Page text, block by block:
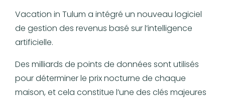
Vacation in Tulum a intégré un nouveau logiciel
de gestion des revenus basé sur l’intelligence
artificielle.
Des milliards de points de données sont utilisés
pour déterminer le prix nocturne de chaque
maison, et cela constitue l’une des clés majeures